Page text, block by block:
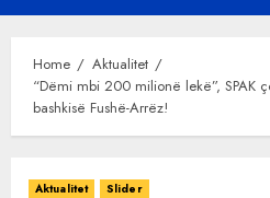
Menu
Home
Aktualitet
“Dëmi mbi 200 milionë lekë”, SPAK
bashkisë Fushë-Arrëz!
Aktualitet Slider